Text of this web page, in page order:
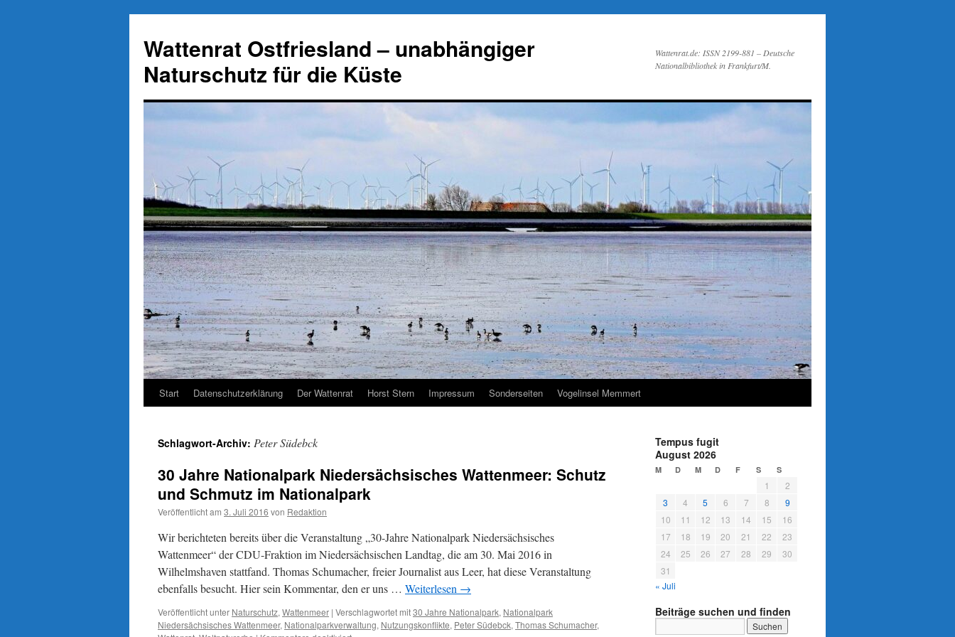
springen
Wattenrat Ostfriesland – unabhängiger
Naturschutz für die Küste
Wattenrat.de: ISSN 2199-881 – Deutsche
Nationalbibliothek in Frankfurt/M.
Start Datenschutzerklärung Der Wattenrat Horst Stern Impressum Sonderseiten Vogelinsel Memmert
Schlagwort-Archiv: Peter Südebck
30 Jahre Nationalpark Niedersächsisches Wattenmeer: Schutz
und Schmutz im Nationalpark
Veröffentlicht am 3. Juli 2016 von Redaktion
Wir berichteten bereits über die Veranstaltung „30-Jahre Nationalpark Niedersächsisches
Wattenmeer“ der CDU-Fraktion im Niedersächsischen Landtag, die am 30. Mai 2016 in
Wilhelmshaven stattfand. Thomas Schumacher, freier Journalist aus Leer, hat diese Veranstaltung
ebenfalls besucht. Hier sein Kommentar, den er uns … Weiterlesen →
Veröffentlicht unter Naturschutz, Wattenmeer | Verschlagwortet mit30 Jahre Nationalpark, Nationalpark
Niedersächsisches Wattenmeer, Nationalparkverwaltung, Nutzungskonflikte, Peter Südebck, Thomas Schumacher,
Tempus fugit
August 2026
M D M D F S S
1
2
3
4 5 6 7 8
9
10
11 12 13 14 15
16
17
18 19 20 21 22
23
24
25 26 27 28 29
30
31
« Juli
Beiträge suchen und finden